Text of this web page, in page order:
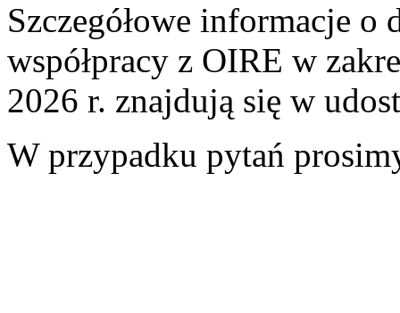
Szczegółowe informacje o
współpracy z OIRE w
2026 r. znajdują się w
W przypadku pytań